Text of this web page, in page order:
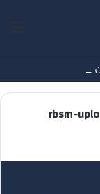
rbsm-